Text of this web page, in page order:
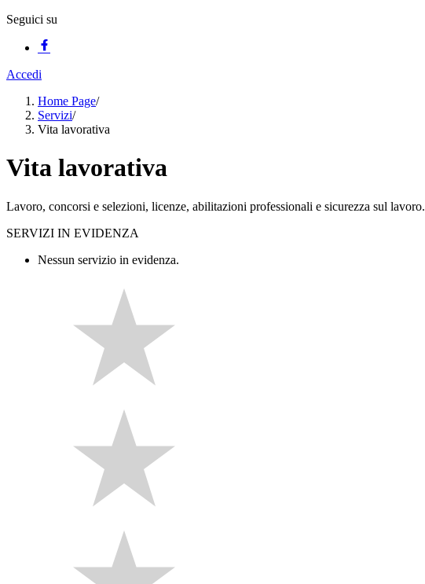
Seguici su
Accedi
Home Page/
Servizi/
Vita lavorativa
Vita lavorativa
Lavoro, concorsi e selezioni, licenze, abilitazioni professionali e sicurezza sul lavoro.
SERVIZI IN EVIDENZA
Nessun servizio in evidenza.